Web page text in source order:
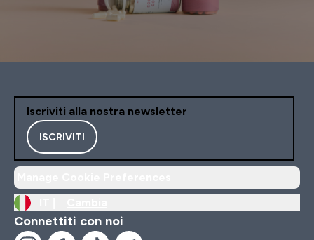
Iscriviti alla nostra newsletter
ISCRIVITI
Connettiti con noi